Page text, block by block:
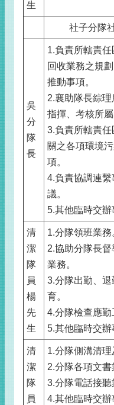
生
社子分隊
吳
分
隊
長
1.負責所轄責
回收業務之規
推動事項。
2.襄助隊長綜理
指揮、考核所
3.負責所轄責
關之各項環境
項。
4.負責協調連
議。
5.其他臨時交辦
清
潔
隊
員
楊
先
生
1.分隊領班業務
2.協助分隊長
業務。
3.分隊出勤、
育。
4.分隊檢查應勤
5.其他臨時交辦
清
潔
隊
員
1.分隊側溝清理
2.分隊各項文書
3.分隊電話接聽
4.其他臨時交辦